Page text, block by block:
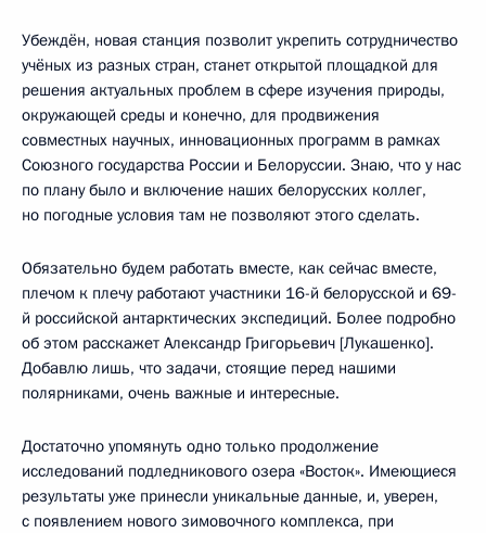
Убеждён, новая станция позволит укрепить сотрудничество
учёных из разных стран, станет открытой площадкой для
решения актуальных проблем в сфере изучения природы,
окружающей среды и конечно, для продвижения
совместных научных, инновационных программ в рамках
Союзного государства России и Белоруссии. Знаю, что у нас
по плану было и включение наших белорусских коллег,
но погодные условия там не позволяют этого сделать.
Обязательно будем работать вместе, как сейчас вместе,
плечом к плечу работают участники 16-й белорусской и 69-
й российской антарктических экспедиций. Более подробно
об этом расскажет Александр Григорьевич [Лукашенко].
Добавлю лишь, что задачи, стоящие перед нашими
полярниками, очень важные и интересные.
Достаточно упомянуть одно только продолжение
исследований подледникового озера «Восток». Имеющиеся
результаты уже принесли уникальные данные, и, уверен,
с появлением нового зимовочного комплекса, при